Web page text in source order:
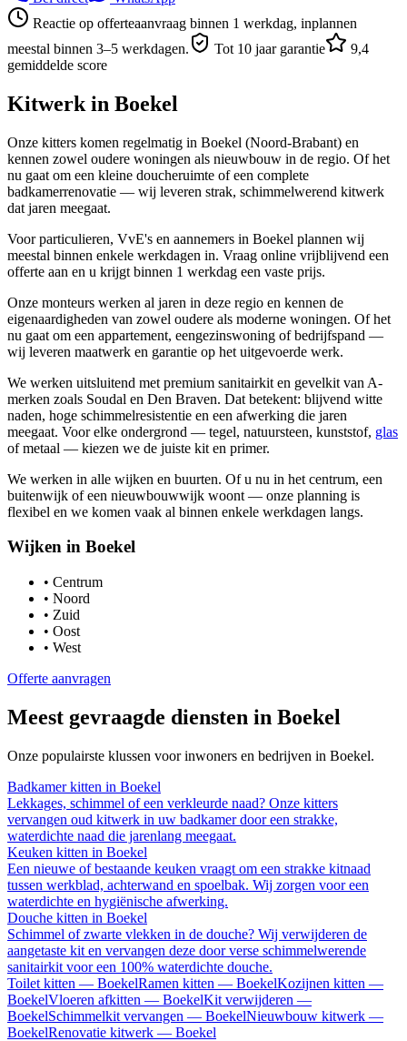
Reactie op offerteaanvraag binnen 1 werkdag, inplannen
meestal binnen 3–5 werkdagen.
Tot 10 jaar garantie
9,4
gemiddelde score
Kitwerk in Boekel
Onze kitters komen regelmatig in Boekel (Noord-Brabant) en
kennen zowel oudere woningen als nieuwbouw in de regio. Of het
nu gaat om een kleine doucheruimte of een complete
badkamerrenovatie — wij leveren strak, schimmelwerend kitwerk
dat jaren meegaat.
Voor particulieren, VvE's en aannemers in Boekel plannen wij
meestal binnen enkele werkdagen in. Vraag online vrijblijvend een
offerte aan en u krijgt binnen 1 werkdag een vaste prijs.
Onze monteurs werken al jaren in deze regio en kennen de
eigenaardigheden van zowel oudere als moderne woningen. Of het
nu gaat om een appartement, eengezinswoning of bedrijfspand —
wij leveren maatwerk en garantie op het uitgevoerde werk.
We werken uitsluitend met premium sanitairkit en gevelkit van A-
merken zoals Soudal en Den Braven. Dat betekent: blijvend witte
naden, hoge schimmelresistentie en een afwerking die jaren
meegaat. Voor elke ondergrond — tegel, natuursteen, kunststof, glas
of metaal — kiezen we de juiste kit en primer.
We werken in alle wijken en buurten. Of u nu in het centrum, een
buitenwijk of een nieuwbouwwijk woont — onze planning is
flexibel en we komen vaak al binnen enkele werkdagen langs.
Wijken in Boekel
• Centrum
• Noord
• Zuid
• Oost
• West
Offerte aanvragen
Meest gevraagde diensten in Boekel
Onze populairste klussen voor inwoners en bedrijven in Boekel.
Badkamer kitten in Boekel
Lekkages, schimmel of een verkleurde naad? Onze kitters
vervangen oud kitwerk in uw badkamer door een strakke,
waterdichte naad die jarenlang meegaat.
Keuken kitten in Boekel
Een nieuwe of bestaande keuken vraagt om een strakke kitnaad
tussen werkblad, achterwand en spoelbak. Wij zorgen voor een
waterdichte en hygiënische afwerking.
Douche kitten in Boekel
Schimmel of zwarte vlekken in de douche? Wij verwijderen de
aangetaste kit en vervangen deze door verse schimmelwerende
sanitairkit voor een 100% waterdichte douche.
Toilet kitten — BoekelRamen kitten — BoekelKozijnen kitten —
BoekelVloeren afkitten — BoekelKit verwijderen —
BoekelSchimmelkit vervangen — BoekelNieuwbouw kitwerk —
BoekelRenovatie kitwerk — Boekel